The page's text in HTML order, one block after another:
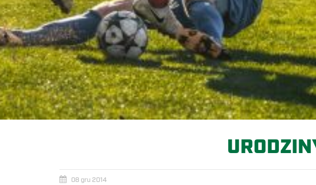
08 gru 2014